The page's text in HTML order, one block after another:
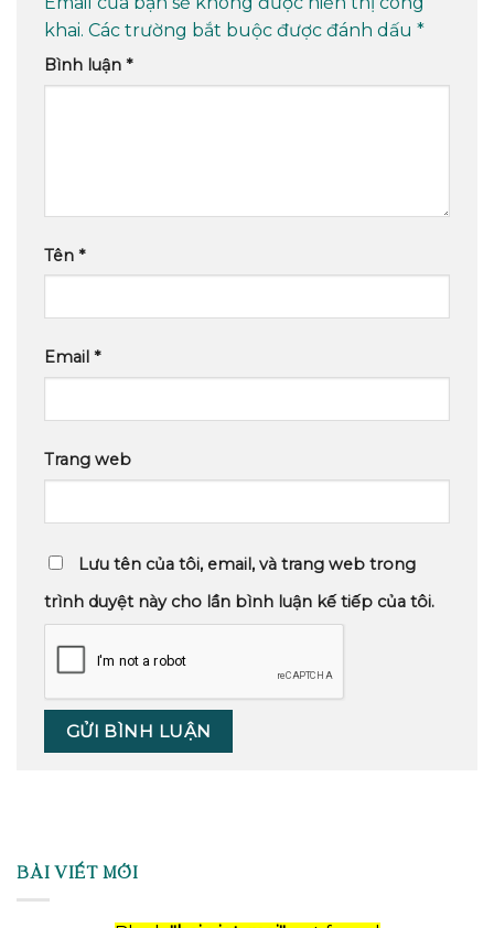
khai. Các trường bắt buộc được đánh dấu *
Bình luận *
Tên *
Email *
Trang web
Lưu tên của tôi, email, và trang web trong
trình duyệt này cho lần bình luận kế tiếp của tôi.
BÀI VIẾT MỚI